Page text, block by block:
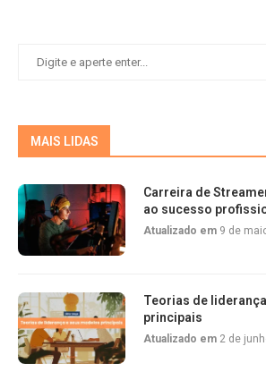
MAIS LIDAS
Carreira de
ao sucesso
Atualizado em 9 de
Teorias de
principais
Atualizado em 2 de